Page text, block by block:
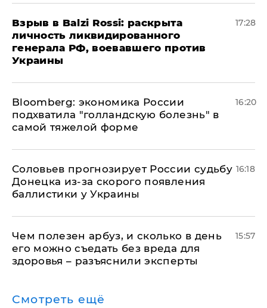
​Взрыв в Balzi Rossi: раскрыта
личность ликвидированного
генерала РФ, воевавшего против
Украины
17:28
Bloomberg: экономика России
подхватила "голландскую болезнь" в
самой тяжелой форме
16:20
Соловьев прогнозирует России судьбу
Донецка из-за скорого появления
баллистики у Украины
16:18
Чем полезен арбуз, и сколько в день
его можно съедать без вреда для
здоровья – разъяснили эксперты
15:57
Смотреть ещё